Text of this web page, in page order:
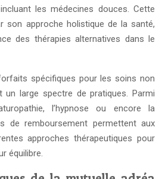
les médecines douces. Cette
son approche holistique de la santé,
des thérapies alternatives dans le
spécifiques pour les soins non
un large spectre de pratiques. Parmi
l’hypnose ou encore la
de remboursement permettent aux
approches thérapeutiques pour
équilibre.